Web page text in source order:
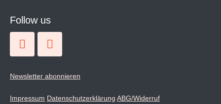
Follow us
Newsletter abonnieren
Impressum Datenschutzerklärung ABG/Widerruf